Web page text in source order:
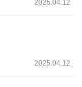
2025.04.12
2025.04.12